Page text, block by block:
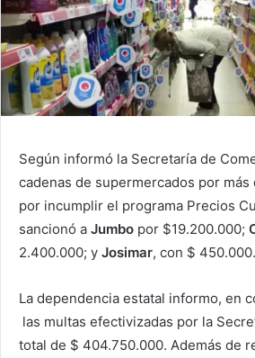
Según informó la Secretaría de
cadenas de supermercados por
por incumplir el programa Precios
sancionó a Jumbo por $19.200.000;
2.400.000; y Josimar, con $ 450.000.
La dependencia estatal informo, en
las multas efectivizadas por la
total de $ 404.750.000. Además de